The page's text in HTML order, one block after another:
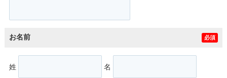
お名前 必須
姓 名